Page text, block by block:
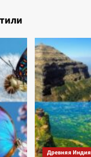
Древняя Индия